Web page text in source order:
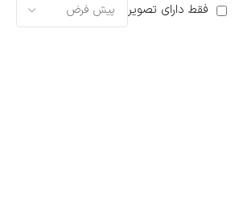
فقط دارای تصویر